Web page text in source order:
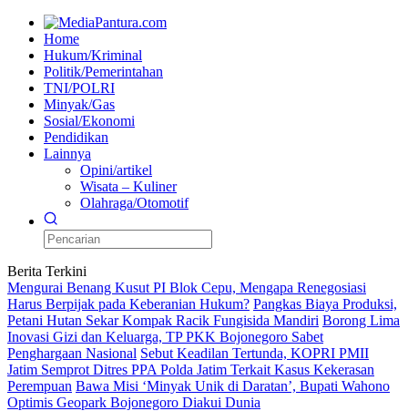
Home
Hukum/Kriminal
Politik/Pemerintahan
TNI/POLRI
Minyak/Gas
Sosial/Ekonomi
Pendidikan
Lainnya
Opini/artikel
Wisata – Kuliner
Olahraga/Otomotif
Berita Terkini
Mengurai Benang Kusut PI Blok Cepu, Mengapa Renegosiasi
Harus Berpijak pada Keberanian Hukum? Pangkas Biaya Produksi,
Petani Hutan Sekar Kompak Racik Fungisida Mandiri Borong Lima
Inovasi Gizi dan Keluarga, TP PKK Bojonegoro Sabet
Penghargaan Nasional Sebut Keadilan Tertunda, KOPRI PMII
Jatim Semprot Ditres PPA Polda Jatim Terkait Kasus Kekerasan
Perempuan Bawa Misi ‘Minyak Unik di Daratan’, Bupati Wahono
Optimis Geopark Bojonegoro Diakui Dunia